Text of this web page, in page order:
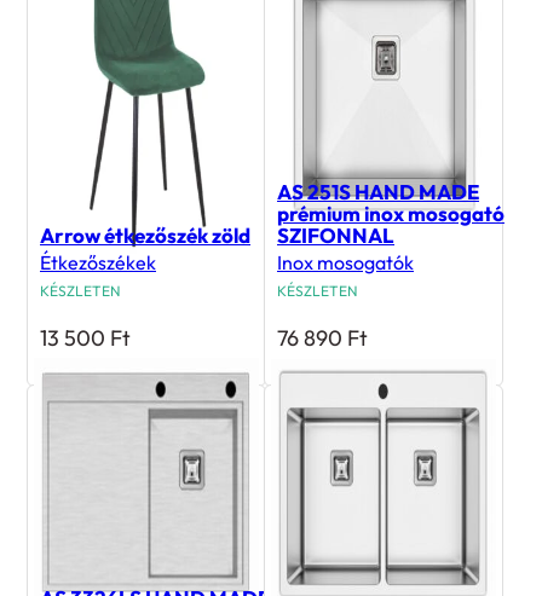
Arrow étkezőszék zöld
Étkezőszékek
KÉSZLETEN
13 500 Ft
AS 251S HAND MADE
prémium inox mosogató
SZIFONNAL
Inox mosogatók
KÉSZLETEN
76 890 Ft